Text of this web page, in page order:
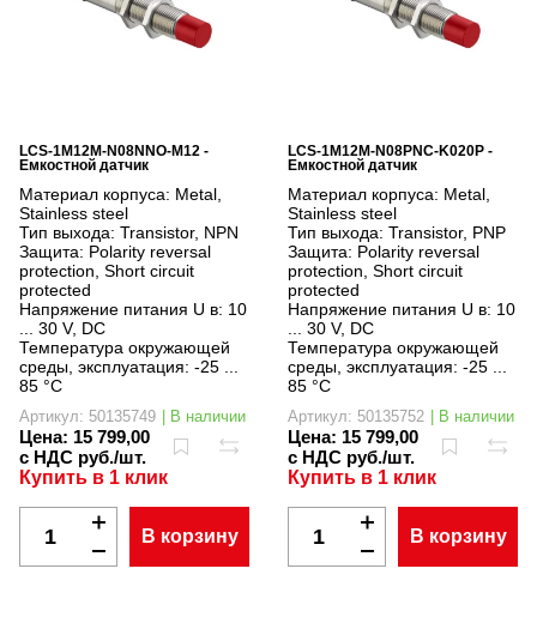
LCS-1M12M-N08NNO-M12 -
Емкостной датчик
Материал корпуса: Metal,
Stainless steel
Тип выхода: Transistor, NPN
Защита: Polarity reversal
protection, Short circuit
protected
Напряжение питания U в: 10
... 30 V, DC
Температура окружающей
среды, эксплуатация: -25 ...
85 °C
Артикул: 50135749 | В наличии
Цена: 15 799,00
с НДС руб./шт.
Купить в 1 клик
В корзину
LCS-1M12M-N08PNC-K020P -
Емкостной датчик
Материал корпуса: Metal,
Stainless steel
Тип выхода: Transistor, PNP
Защита: Polarity reversal
protection, Short circuit
protected
Напряжение питания U в: 10
... 30 V, DC
Температура окружающей
среды, эксплуатация: -25 ...
85 °C
Артикул: 50135752 | В наличии
Цена: 15 799,00
с НДС руб./шт.
Купить в 1 клик
В корзину